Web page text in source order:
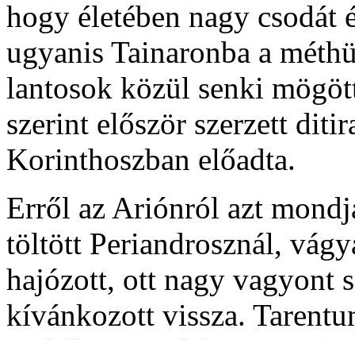
hogy életében nagy csodát
ugyanis Tainaronba a
lantosok közül senki
szerint először szerzett
Korinthoszban előadta.
Erről az Ariónról azt
töltött Periandrosznál,
hajózott, ott nagy vagyont
kívánkozott vissza.